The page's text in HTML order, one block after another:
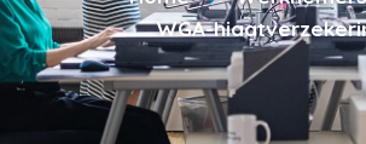
WGA-